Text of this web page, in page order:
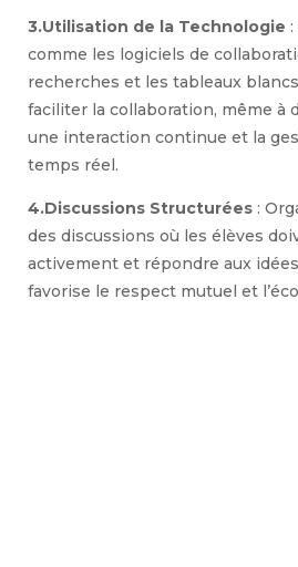
3.Utilisation de la Technologie
comme les logiciels de
recherches et les tableaux
faciliter la collaboration, même à
une interaction continue et la
temps réel.
4.Discussions Structurées :
des discussions où les élèves
activement et répondre aux
favorise le respect mutuel et